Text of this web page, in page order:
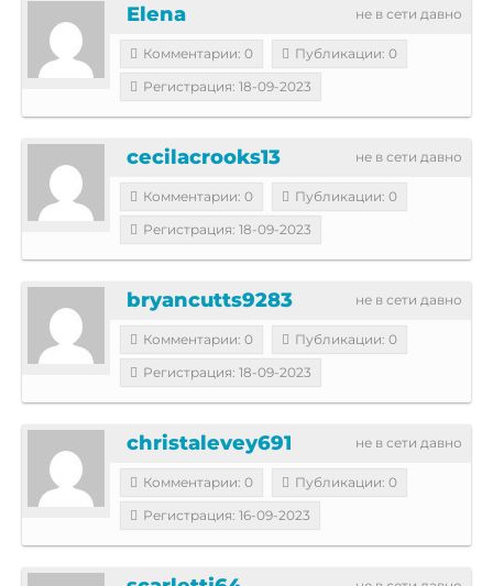
не в сети давно
Elena
Комментарии: 0
Публикации: 0
Регистрация: 18-09-2023
не в сети давно
cecilacrooks13
Комментарии: 0
Публикации: 0
Регистрация: 18-09-2023
не в сети давно
bryancutts9283
Комментарии: 0
Публикации: 0
Регистрация: 18-09-2023
не в сети давно
christalevey691
Комментарии: 0
Публикации: 0
Регистрация: 16-09-2023